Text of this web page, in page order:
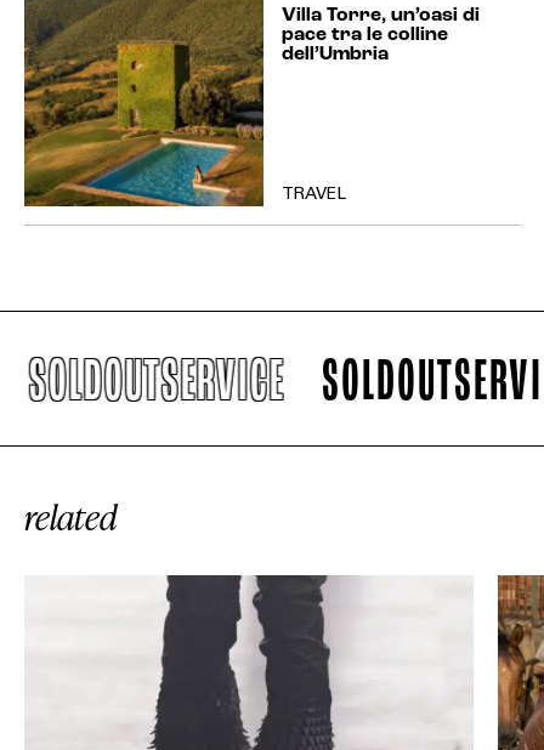
Villa Torre, un’oasi di
pace tra le colline
dell’Umbria
TRAVEL
SOLDOUTSERVICE
related